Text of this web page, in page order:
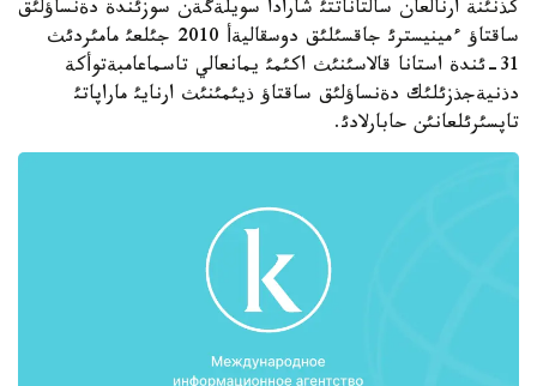
كذنئنة ارنالعان سالتاناتتئ شارادا سويلةگةن سوزئندة دةنساؤلئق
ساقتاؤ ءمينيسترئ جاقسئلئق دوسقاليةأ 2010 جئلعئ مامئردئث
31-ئندة استانا قالاسئنئث اكئمئ يمانعالي تاسماعامبةتوأكة
دذنيةجذزئلئك دةنساؤلئق ساقتاؤ ذيئمئنئث ارنايئ ماراپاتئ
تاپسئرئلعانئن حابارلادئ.